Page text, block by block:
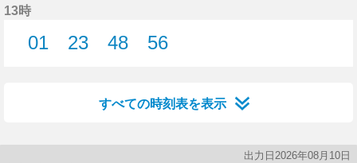
13時
01
23
48
56
すべての時刻表を表示
出力日2026年08月10日